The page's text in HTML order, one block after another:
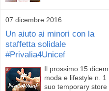
07 dicembre 2016
Un aiuto ai minori con la
staffetta solidale
#Privalia4Unicef
Il prossimo 15
moda e lifestyle n.
suo temporary store